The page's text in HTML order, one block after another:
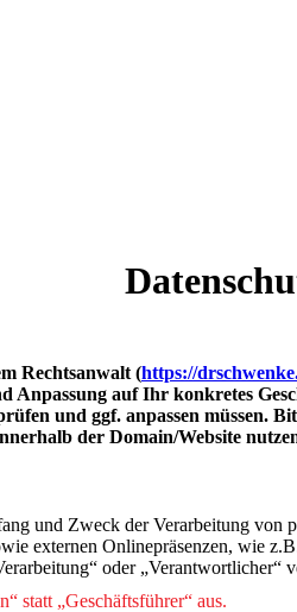
Rechtsanwalt (https://
auf Ihr konkretes
und ggf. anpassen
der Domain/Website
und Zweck der Verarbeitung von
externen Onlinepräsenzen, wie
oder
statt „Geschäftsführer“ aus.